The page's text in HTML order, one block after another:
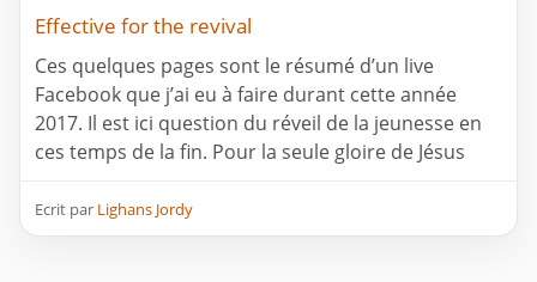
Effective for the revival
Ces quelques pages sont le résumé d’un live
Facebook que j’ai eu à faire durant cette année
2017. Il est ici question du réveil de la jeunesse en
ces temps de la fin. Pour la seule gloire de Jésus
Ecrit par Lighans Jordy